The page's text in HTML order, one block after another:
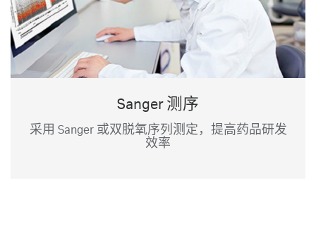
Sanger 测序
采用 Sanger 或双脱氧序列测定，提高药品研发
效率